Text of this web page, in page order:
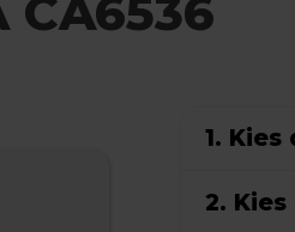
CA6536
1.
2.